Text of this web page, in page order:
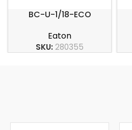
BC-U-1/18-ECO
Eaton
SKU:280355